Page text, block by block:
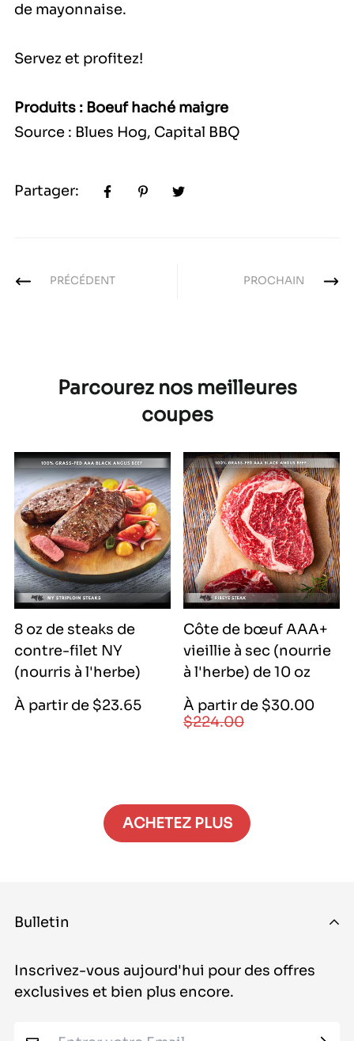
de mayonnaise.
Servez et profitez!
Produits : Boeuf haché maigre
Source : Blues Hog, Capital BBQ
Partager:
PRÉCÉDENT PROCHAIN
Parcourez nos meilleures
coupes
8 oz de steaks de
contre-filet NY
(nourris à l'herbe)
Prix
À partir de $23.65
Côte de bœuf AAA+
vieillie à sec (nourrie
à l'herbe) de 10 oz
Prix
de
21040|
22400|
À partir de $30.00
Prix
régulier
$224.00
ACHETEZ PLUS
Bulletin
Inscrivez-vous aujourd'hui pour des offres
exclusives et bien plus encore.